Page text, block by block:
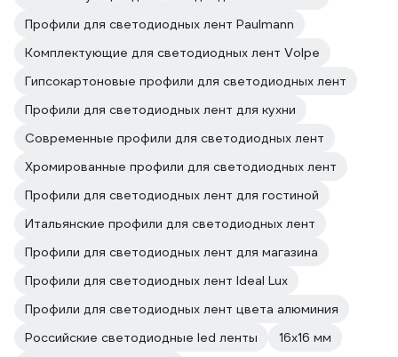
Профили для светодиодных лент Paulmann
Комплектующие для светодиодных лент Volpe
Гипсокартоновые профили для светодиодных лент
Профили для светодиодных лент для кухни
Современные профили для светодиодных лент
Хромированные профили для светодиодных лент
Профили для светодиодных лент для гостиной
Итальянские профили для светодиодных лент
Профили для светодиодных лент для магазина
Профили для светодиодных лент Ideal Lux
Профили для светодиодных лент цвета алюминия
Российские светодиодные led ленты
16х16 мм